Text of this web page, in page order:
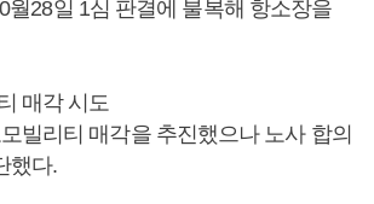
월28일 1심 판결에 불복해 항소장을
매각 시도
빌리티 매각을 추진했으나 노사 합의
했다.